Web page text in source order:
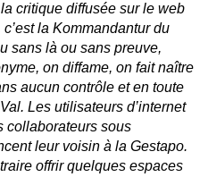
critique diffusée sur le web
c’est la Kommandantur du
sans là ou sans preuve,
on diffame, on fait naître
aucun contrôle et en toute
Les utilisateurs d’internet
collaborateurs sous
leur voisin à la Gestapo.
offrir quelques espaces